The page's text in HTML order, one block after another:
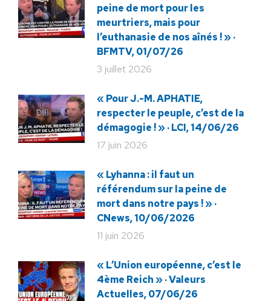
peine de mort pour les
meurtriers, mais pour
l’euthanasie de nos aînés ! » ·
BFMTV, 01/07/26
3 juillet 2026
« Pour J.-M. APHATIE,
respecter le peuple, c’est de la
démagogie ! » · LCI, 14/06/26
17 juin 2026
« Lyhanna : il faut un
référendum sur la peine de
mort dans notre pays ! » ·
CNews, 10/06/2026
11 juin 2026
« L’Union européenne, c’est le
4ème Reich » · Valeurs
Actuelles, 07/06/26